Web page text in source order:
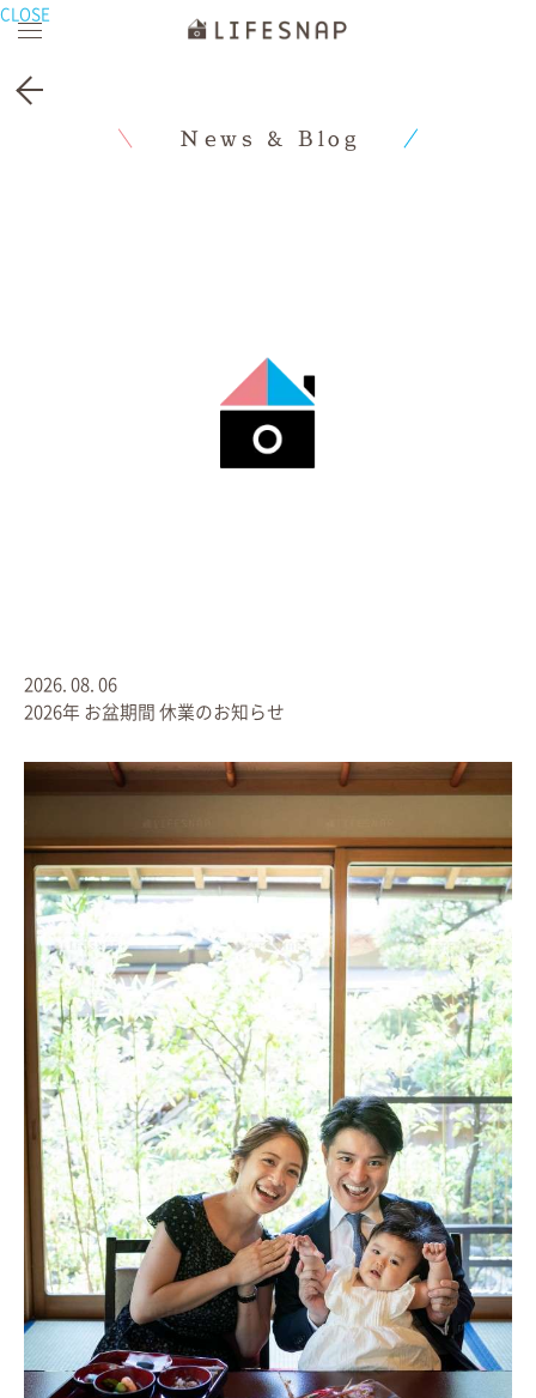
七五三 お宮参り/成人式 /家族の記念日 /長寿の記念日
※当キャンペーンは終了しました
おうちでがんばる毎日ですが、
豊かな緑のみなぎる生命力には
そんな５月のつい先日、
昨年撮影させていただいた
ほぼすべての「ライフブック」の
発送が完了しました！
ハイシーズンには
一度にたくさん…が難しく
手仕事のように丁寧な１冊ずつを
順番にお作りしてまいりました。
おかげさまで、みなさまに
無事お届けすることができましたこと
あらためまして感謝申し上げます。
一方でライフブックを
お届けできていない方も
少なくありません。
今年もたくさんのライフブックを
見届けた今だからこそ
できるご提案を考えました。
ぜひご一読下さい。
CLOSE
News & Blog
2026. 08. 06
2026年 お盆期間 休業のお知らせ